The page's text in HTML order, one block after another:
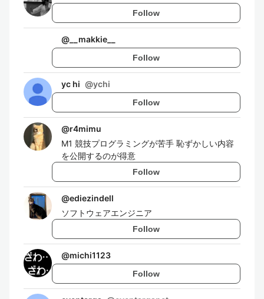
Follow
@ __makkie__
Follow
yc hi @ychi
Follow
@r4mimu
M1 競技プログラミングが苦手 恥ずかしい内容
を公開するのが得意
Follow
@ediezindell
ソフトウェアエンジニア
Follow
@michi1123
Follow